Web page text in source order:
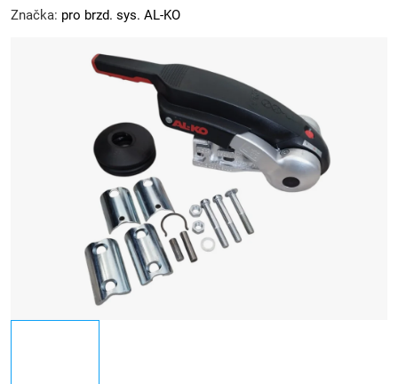
hodnocení
Značka: pro brzd. sys. AL-KO